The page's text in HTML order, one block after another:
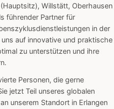
Willstätt, Oberhausen
führender Partner für
in der
auf innovative und praktische
zu unterstützen und ihre
Personen, die gerne
jetzt Teil unseres globalen
unserem Standort in Erlangen